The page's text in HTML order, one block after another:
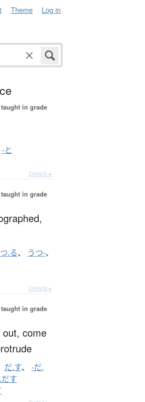
Theme Log in
in grade
-と
Details ▸
in grade
.る、 うつ-、
Details ▸
in grade
come
だ.す、 -だ.
だす